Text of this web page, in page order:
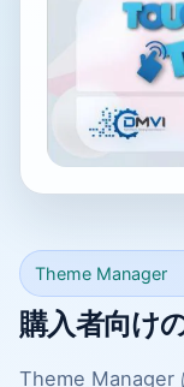
Theme Manager
購入者向け
Theme Manager